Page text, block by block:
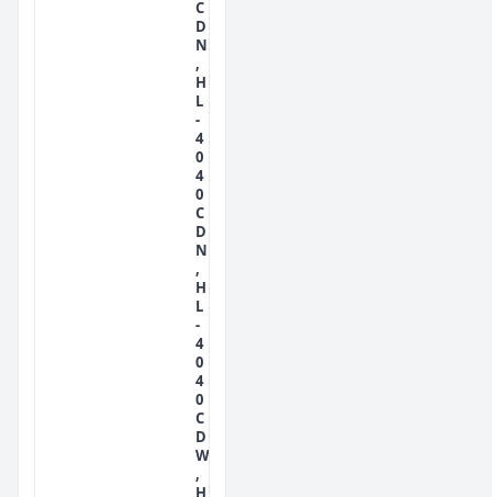
C
D
N
,
H
L
-
4
0
4
0
C
D
N
,
H
L
-
4
0
4
0
C
D
W
,
H